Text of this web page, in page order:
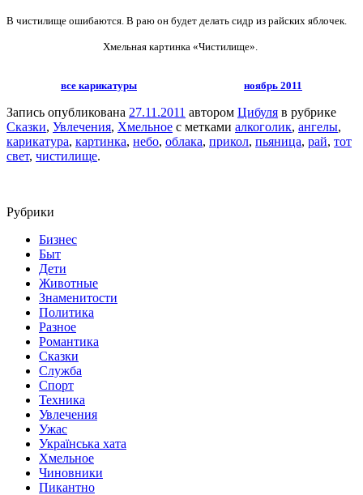
В чистилище ошибаются. В раю он будет делать сидр из райских яблочек.
Хмельная картинка «Чистилище».
все карикатуры ноябрь 2011
Запись опубликована 27.11.2011 автором Цибуля в рубрике
Сказки, Увлечения, Хмельное с метками алкоголик, ангелы,
карикатура, картинка, небо, облака, прикол, пьяница, рай, тот
свет, чистилище.
Рубрики
Бизнес
Быт
Дети
Животные
Знаменитости
Политика
Разное
Романтика
Сказки
Служба
Спорт
Техника
Увлечения
Ужас
Українська хата
Хмельное
Чиновники
Пикантно